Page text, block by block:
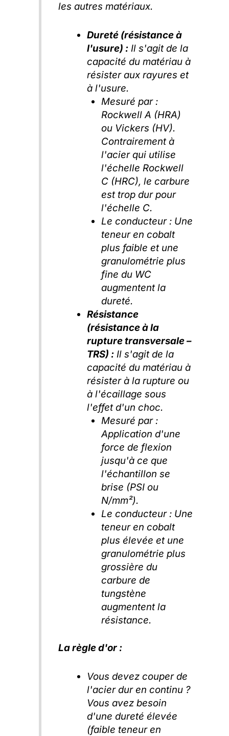
les autres matériaux.
Dureté (résistance à
l'usure) :Il s'agit de la
capacité du matériau à
résister aux rayures et
à l'usure.
Mesuré par :
Rockwell A (HRA)
ou Vickers (HV).
Contrairement à
l'acier qui utilise
l'échelle Rockwell
C (HRC), le carbure
est trop dur pour
l'échelle C.
Le conducteur :Une
teneur en cobalt
plus faible et une
granulométrie plus
fine du WC
augmentent la
dureté.
Résistance
(résistance à la
rupture transversale –
TRS) :Il s'agit de la
capacité du matériau à
résister à la rupture ou
à l'écaillage sous
l'effet d'un choc.
Mesuré par :
Application d'une
force de flexion
jusqu'à ce que
l'échantillon se
brise (PSI ou
N/mm²).
Le conducteur :Une
teneur en cobalt
plus élevée et une
granulométrie plus
grossière du
carbure de
tungstène
augmentent la
résistance.
La règle d'or :
Vous devez couper de
l'acier dur en continu ?
Vous avez besoin
d'une dureté élevée
(faible teneur en